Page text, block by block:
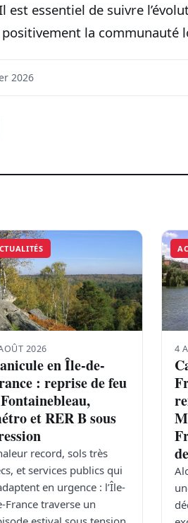
essentiel de suivre
la communauté
2026
2026
en Île-de-
: reprise de feu
et RER B sous
record, sols très
et services publics qui
en urgence : l’Île-
France traverse un
4